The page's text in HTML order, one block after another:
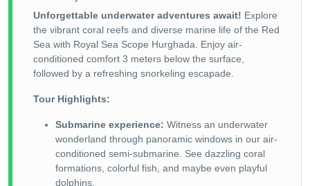
Unforgettable underwater adventures await! Explore
the vibrant coral reefs and diverse marine life of the Red
Sea with Royal Sea Scope Hurghada. Enjoy air-
conditioned comfort 3 meters below the surface,
followed by a refreshing snorkeling escapade.
Tour Highlights:
Submarine experience: Witness an underwater
wonderland through panoramic windows in our air-
conditioned semi-submarine. See dazzling coral
formations, colorful fish, and maybe even playful
dolphins.